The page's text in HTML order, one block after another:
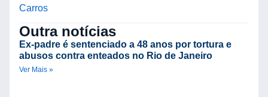
Carros
Outra notícias
Ex-padre é sentenciado a 48 anos por tortura e
abusos contra enteados no Rio de Janeiro
Ver Mais »